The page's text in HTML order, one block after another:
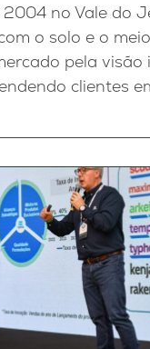
no Vale do
o solo e o
pela
clientes